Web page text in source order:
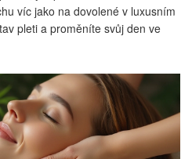
víc jako na dovolené v luxusním
pleti a proměníte svůj den ve